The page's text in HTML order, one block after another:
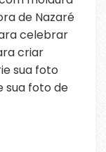
de Nazaré
celebrar
criar
sua foto
sua foto de